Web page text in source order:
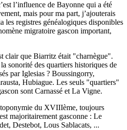
l’influence de Bayonne qui a été
mais pour ma part, j’ajouterais
les registres généalogiques disponibles
migratoire gascon important,
clair que Biarritz était "charnègue".
sonorité des quartiers historiques de
par Iglesias ? Boussingorry,
Hubiague. Les seuls "quartiers"
sont Carnassé et La Vigne.
du XVIIIème, toujours
majoritairement gasconne : Le
Destebot, Lous Sablacats, ...